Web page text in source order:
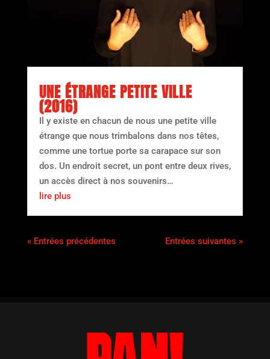
UNE ÉTRANGE PETITE VILLE
(2016)
Il y existe en chacun de nous une petite ville
étrange que nous trimbalons dans nos têtes,
comme une tortue porte sa carapace sur son
dos. Un endroit secret, un pont entre deux rives,
un accès direct à nos souvenirs…
lire plus
« Entrées précédentes Entrées suivantes »